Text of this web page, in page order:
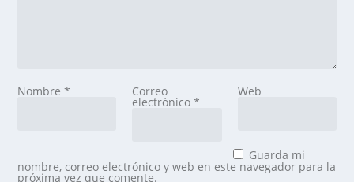
Nombre* Correo
electrónico *
Web
Guarda mi
nombre, correo electrónico y web en este navegador para la
próxima vez que comente.